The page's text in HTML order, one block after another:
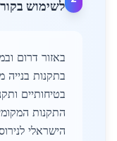
לשימוש
באזור דרום
בתקנות בנייה
בטיחותיים
התקנות
הישראלי